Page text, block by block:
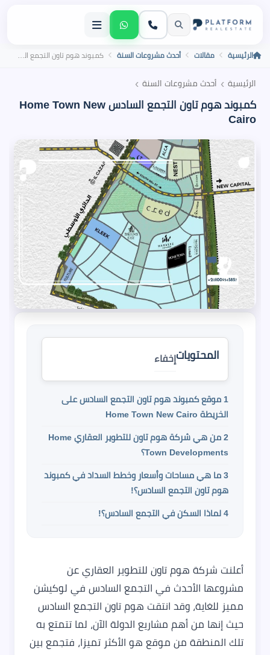
الرئيسية مقالات أحدث مشروعات السنة كمبوند هوم تاون التجمع السادس Home Town New Cairo
الرئيسية › أحدث مشروعات السنة ›
كمبوند هوم تاون التجمع السادس Home Town New
Cairo
المحتوياتإخفاء
1 موقع كمبوند هوم تاون التجمع السادس على
الخريطة Home Town New Cairo
2
من هي شركة هوم تاون للتطوير العقاري Home
Town Developments؟
3 ما هي مساحات وأسعار وخطط السداد في كمبوند
هوم تاون التجمع السادس؟!
4 لماذا السكن في التجمع السادس؟!
أعلنت شركة هوم تاون للتطوير العقاري عن
مشروعها الأحدث في التجمع السادس في لوكيشن
مميز للغاية، وقد انتقت هوم تاون التجمع السادس
حيث إنها من أهم مشاريع الدولة الآن، لما تتمتع به
تلك المنطقة من موقع هو الأكثر تميزا، فتجمع بين